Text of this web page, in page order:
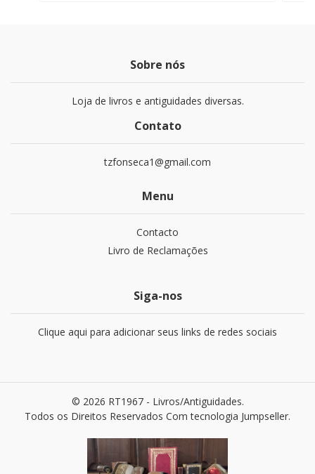
Sobre nós
Loja de livros e antiguidades diversas.
Contato
tzfonseca1@gmail.com
Menu
Contacto
Livro de Reclamações
Siga-nos
Clique aqui para adicionar seus links de redes sociais
© 2026 RT1967 - Livros/Antiguidades.
Todos os Direitos Reservados Com tecnologia Jumpseller.